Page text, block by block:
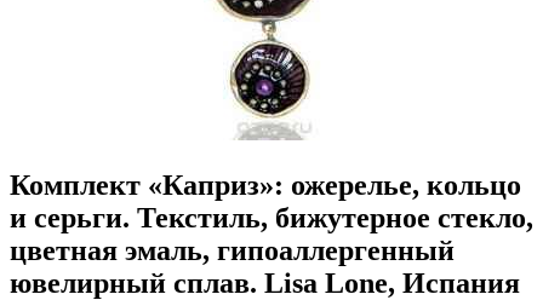
Комплект «Каприз»: ожерелье, кольцо
и серьги. Текстиль, бижутерное стекло,
цветная эмаль, гипоаллергенный
ювелирный сплав. Lisa Lone, Испания